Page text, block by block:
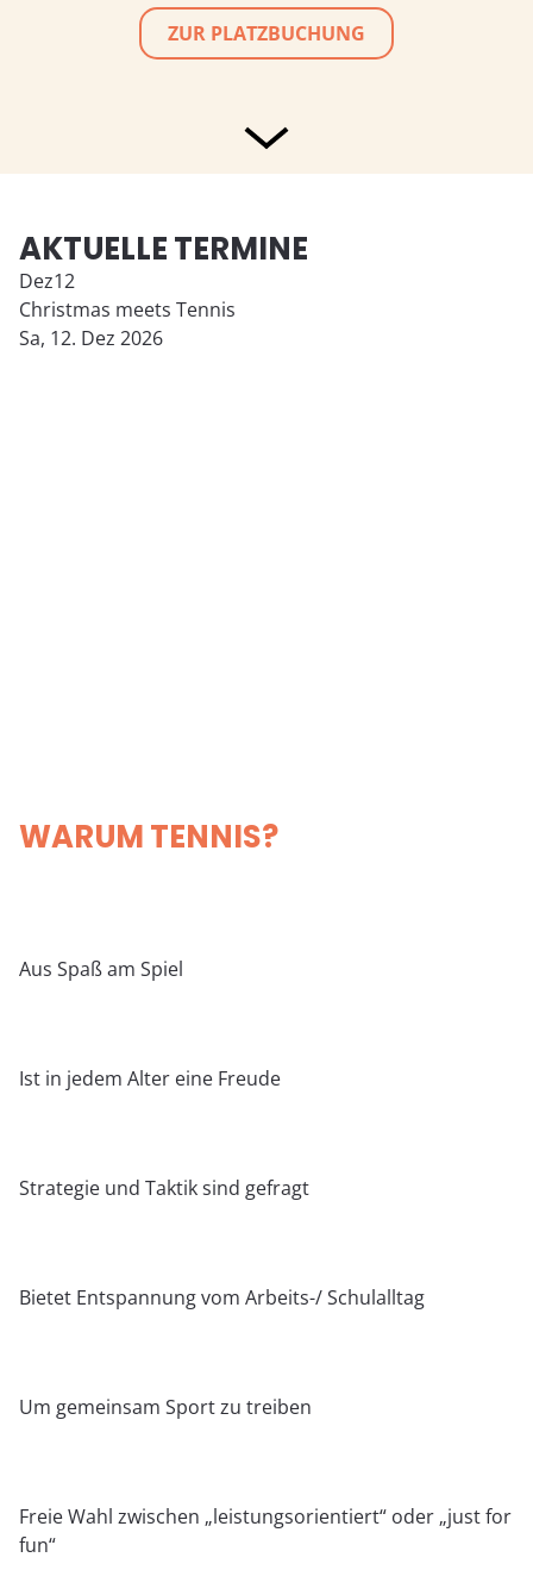
ZUR PLATZBUCHUNG
AKTUELLE TERMINE
Dez12
Christmas meets Tennis
Sa, 12. Dez 2026
WARUM TENNIS?
Aus Spaß am Spiel
Ist in jedem Alter eine Freude
Strategie und Taktik sind gefragt
Bietet Entspannung vom Arbeits-/ Schulalltag
Um gemeinsam Sport zu treiben
Freie Wahl zwischen „leistungsorientiert“ oder „just for
fun“